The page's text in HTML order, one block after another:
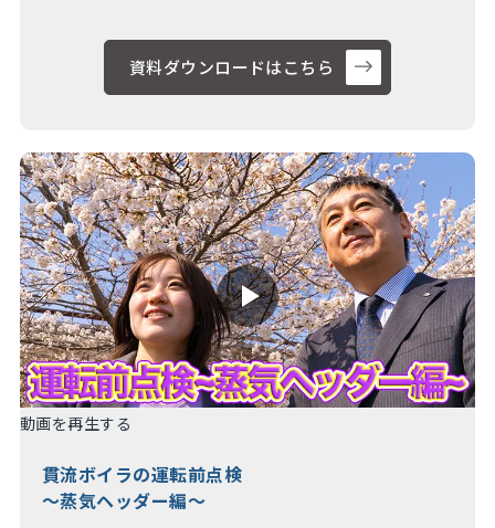
資料ダウンロードはこちら
動画を再生する
貫流ボイラの運転前点検
～蒸気ヘッダー編～